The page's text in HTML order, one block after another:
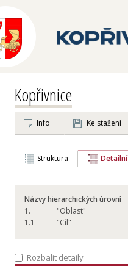
Kopřivnice
Info Ke stažení
Struktura Detailní
Názvy hierarchických úrovní
1.
"Oblast"
1.1 "Cíl"
Rozbalit detaily